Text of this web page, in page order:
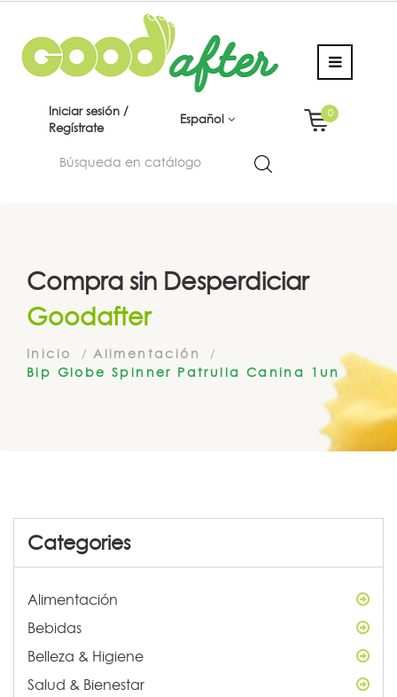
Iniciar sesión /
Regístrate
Español
0
Compra sin Desperdiciar
Goodafter
Inicio
Alimentación
Bip Globe Spinner Patrulla Canina 1un
Categories
Alimentación
Bebidas
Belleza & Higiene
Salud & Bienestar